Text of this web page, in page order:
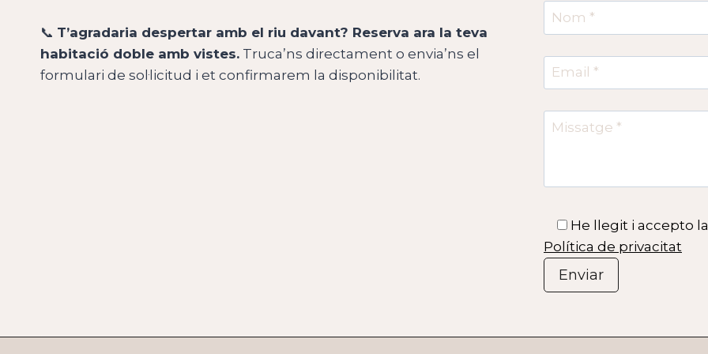
📞 T’agradaria despertar amb el riu davant? Reserva ara la teva
habitació doble amb vistes. Truca’ns directament o envia’ns el
formulari de sol·licitud i et confirmarem la disponibilitat.
He llegit i accepto la
Política de privacitat